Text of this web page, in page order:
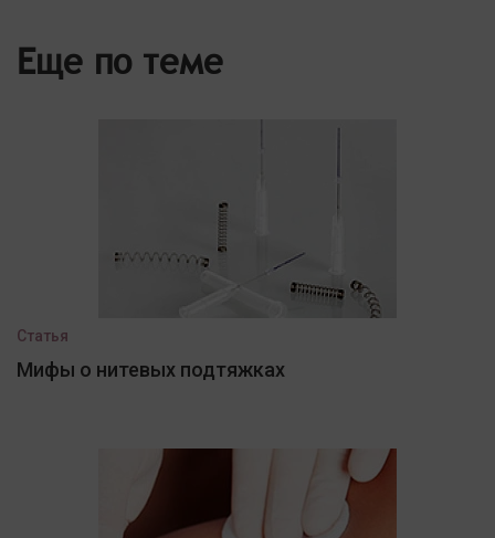
Еще по теме
Статья
Мифы о нитевых подтяжках